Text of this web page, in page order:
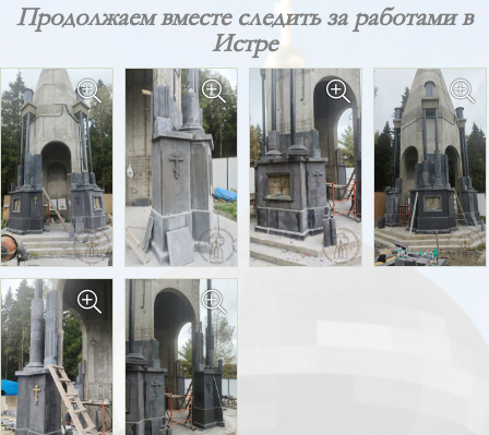
Продолжаем вместе следить за работами в
Истре